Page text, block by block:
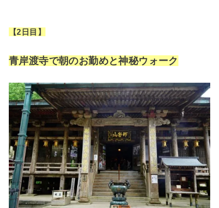
【2日目】
青岸渡寺で朝のお勤めと神秘ウォーク